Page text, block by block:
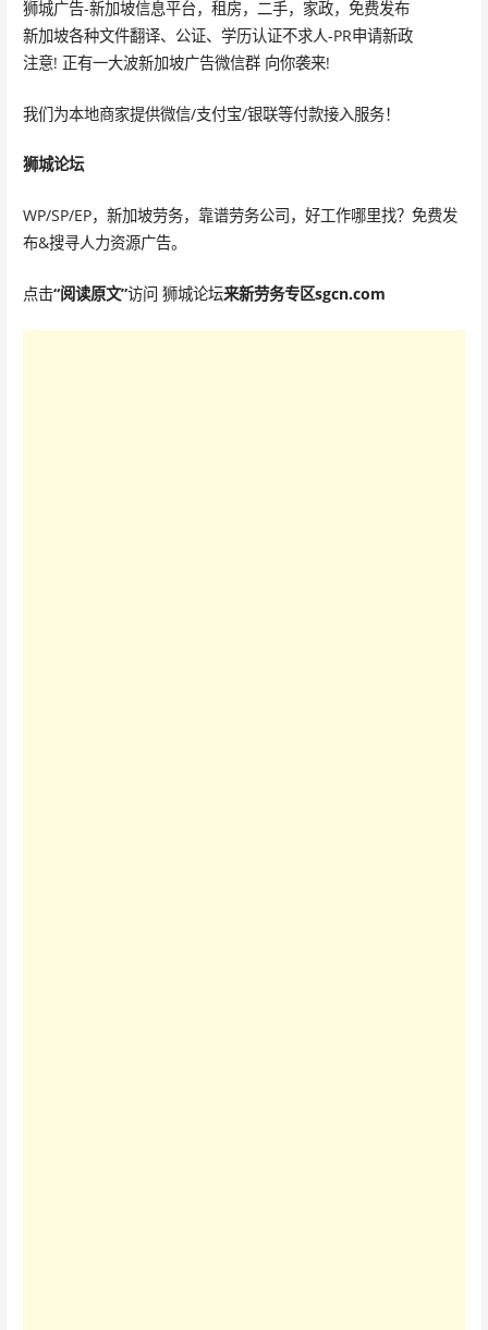
狮城广告-新加坡信息平台，租房，二手，家政，免费发布
新加坡各种文件翻译、公证、学历认证不求人-PR申请新政
注意! 正有一大波新加坡广告微信群 向你袭来!
我们为本地商家提供微信/支付宝/银联等付款接入服务！
狮城论坛
WP/SP/EP，新加坡劳务，靠谱劳务公司，好工作哪里找？免费发
布&搜寻人力资源广告。
点击“阅读原文”访问 狮城论坛来新劳务专区sgcn.com